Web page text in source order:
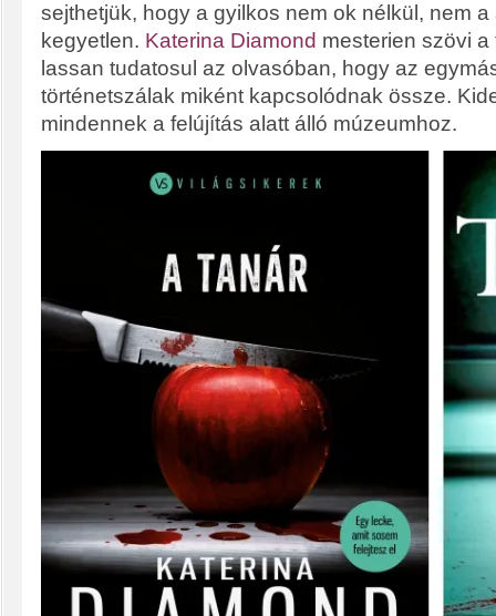
sejthetjük, hogy a gyilkos nem ok nélkül, nem
kegyetlen. Katerina Diamond mesterien szövi
lassan tudatosul az olvasóban, hogy az
történetszálak miként kapcsolódnak össze.
mindennek a felújítás alatt álló múzeumhoz.